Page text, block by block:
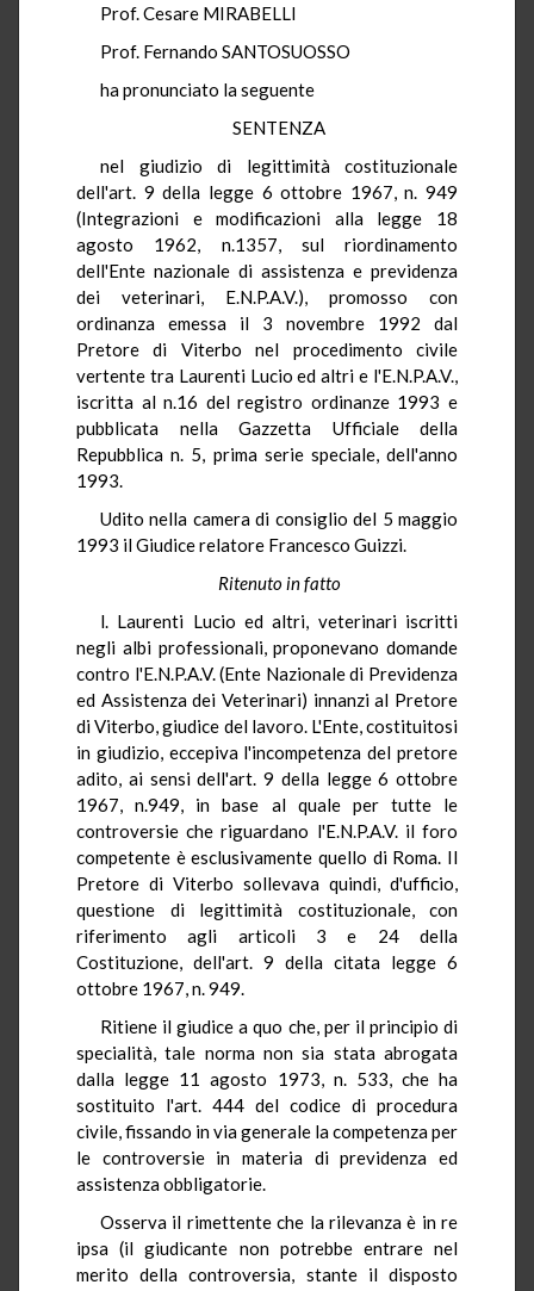
Prof. Cesare MIRABELLI
Prof. Fernando SANTOSUOSSO
ha pronunciato la seguente
SENTENZA
nel giudizio di legittimità costituzionale
dell'art. 9 della legge 6 ottobre 1967, n. 949
(Integrazioni e modificazioni alla legge 18
agosto 1962, n.1357, sul riordinamento
dell'Ente nazionale di assistenza e previdenza
dei veterinari, E.N.P.A.V.), promosso con
ordinanza emessa il 3 novembre 1992 dal
Pretore di Viterbo nel procedimento civile
vertente tra Laurenti Lucio ed altri e l'E.N.P.A.V.,
iscritta al n.16 del registro ordinanze 1993 e
pubblicata nella Gazzetta Ufficiale della
Repubblica n. 5, prima serie speciale, dell'anno
1993.
Udito nella camera di consiglio del 5 maggio
1993 il Giudice relatore Francesco Guizzi.
Ritenuto in fatto
l. Laurenti Lucio ed altri, veterinari iscritti
negli albi professionali, proponevano domande
contro l'E.N.P.A.V. (Ente Nazionale di Previdenza
ed Assistenza dei Veterinari) innanzi al Pretore
di Viterbo, giudice del lavoro. L'Ente, costituitosi
in giudizio, eccepiva l'incompetenza del pretore
adito, ai sensi dell'art. 9 della legge 6 ottobre
1967, n.949, in base al quale per tutte le
controversie che riguardano l'E.N.P.A.V. il foro
competente è esclusivamente quello di Roma. Il
Pretore di Viterbo sollevava quindi, d'ufficio,
questione di legittimità costituzionale, con
riferimento agli articoli 3 e 24 della
Costituzione, dell'art. 9 della citata legge 6
ottobre 1967, n. 949.
Ritiene il giudice a quo che, per il principio di
specialità, tale norma non sia stata abrogata
dalla legge 11 agosto 1973, n. 533, che ha
sostituito l'art. 444 del codice di procedura
civile, fissando in via generale la competenza per
le controversie in materia di previdenza ed
assistenza obbligatorie.
Osserva il rimettente che la rilevanza è in re
ipsa (il giudicante non potrebbe entrare nel
merito della controversia, stante il disposto